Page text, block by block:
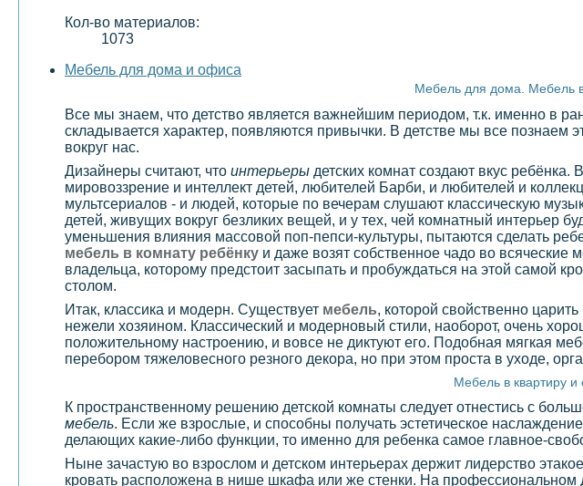
Кол-во материалов:
1073
Мебель для дома и офиса
Мебель для дома. Мебель
Все мы знаем, что детство является важнейшим периодом, т.к. именно в
складывается характер, появляются привычки. В детстве мы все познаем
вокруг нас.
Дизайнеры считают, что интерьеры детских комнат создают вкус ребёнка.
мировоззрение и интеллект детей, любителей Барби, и любителей и
мультсериалов - и людей, которые по вечерам слушают классическую
детей, живущих вокруг безликих вещей, и у тех, чей комнатный интерьер
уменьшения влияния массовой поп-пепси-культуры, пытаются сделать
мебель в комнату ребёнку и даже возят собственное чадо во
владельца, которому предстоит засыпать и пробуждаться на этой самой
столом.
Итак, классика и модерн. Существует мебель, которой свойственно
нежели хозяином. Классический и модерновый стили, наоборот, очень
положительному настроению, и вовсе не диктуют его. Подобная мягкая
перебором тяжеловесного резного декора, но при этом проста в уходе,
Мебель в квартиру
К пространственному решению детской комнаты следует отнестись с
мебель. Если же взрослые, и способны получать эстетическое
делающих какие-либо функции, то именно для ребенка самое главное-
Ныне зачастую во взрослом и детском интерьерах держит лидерство
кровать расположена в нише шкафа или же стенки. На профессиональном